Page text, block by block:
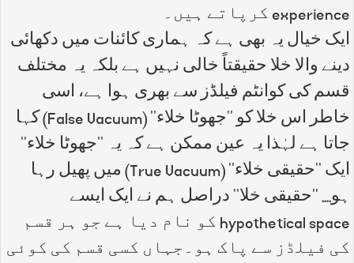
experience کرپاتے ہیں۔
ایک خیال یہ بھی ہے کہ ہماری کائنات میں دکھائی
دینے والا خلا حقیقتاً خالی نہیں ہے بلکہ یہ مختلف
قسم کی کوانٹم فیلڈز سے بھری ہوا ہے، اسی
خاطر اس خلا کو ''جھوٹا خلاء'' (False Vacuum) کہا
جاتا ہے لہٰذا یہ عین ممکن ہے کہ یہ ''جھوٹا خلاء''
ایک ''حقیقی خلاء'' (True Vacuum) میں پھیل رہا
ہو.... ''حقیقی خلا'' دراصل ہم نے ایک ایسے
hypothetical space کو نام دیا ہے جو ہر قسم
کی فیلڈز سے پاک ہو۔جہاں کسی قسم کی کوئی